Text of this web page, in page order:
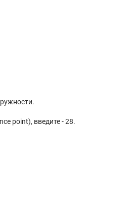
point), введите - 28.